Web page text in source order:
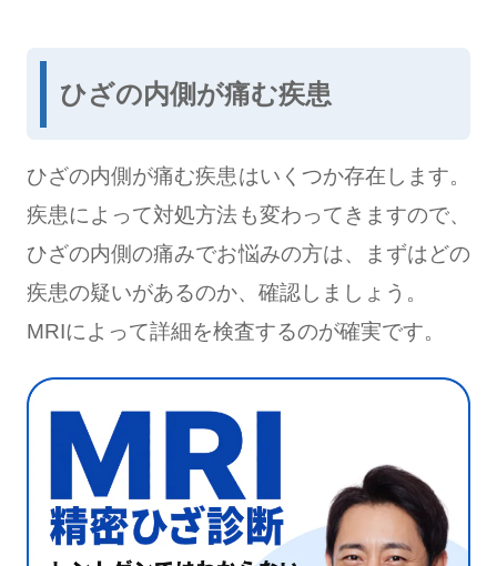
ひざの内側が痛む疾患
ひざの内側が痛む疾患はいくつか存在します。
疾患によって対処方法も変わってきますので、
ひざの内側の痛みでお悩みの方は、まずはどの
疾患の疑いがあるのか、確認しましょう。
MRIによって詳細を検査するのが確実です。